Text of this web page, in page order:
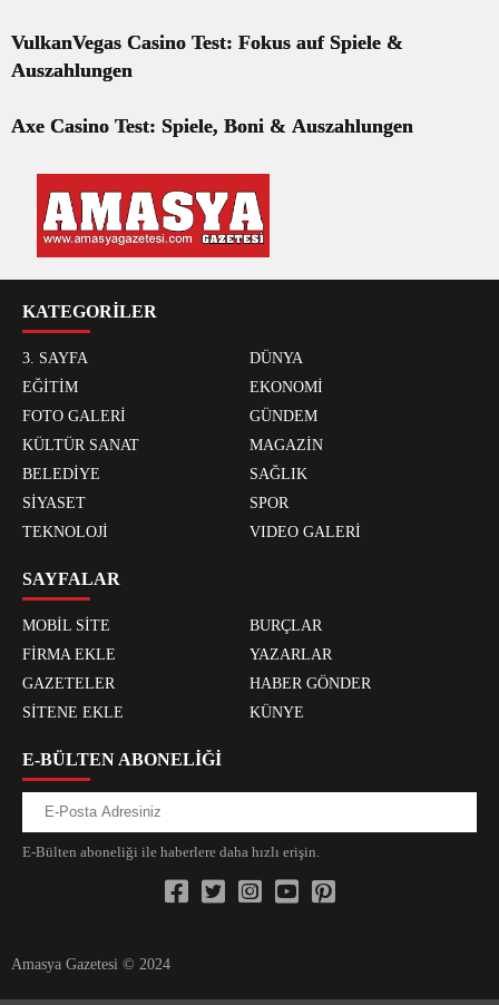
VulkanVegas Casino Test: Fokus auf Spiele &
Auszahlungen
Axe Casino Test: Spiele, Boni & Auszahlungen
KATEGORİLER
3. SAYFA
DÜNYA
EĞİTİM
EKONOMİ
FOTO GALERİ
GÜNDEM
KÜLTÜR SANAT
MAGAZİN
BELEDİYE
SAĞLIK
SİYASET
SPOR
TEKNOLOJİ
VIDEO GALERİ
SAYFALAR
MOBİL SİTE
BURÇLAR
FİRMA EKLE
YAZARLAR
GAZETELER
HABER GÖNDER
SİTENE EKLE
KÜNYE
E-BÜLTEN ABONELİĞİ
E-Bülten aboneliği ile haberlere daha hızlı erişin.
Amasya Gazetesi © 2024